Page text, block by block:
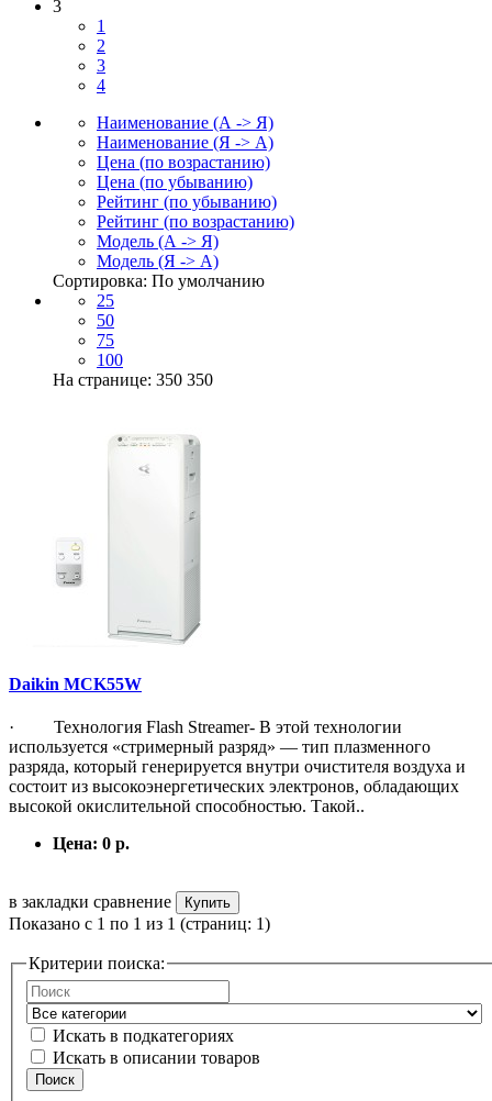
3
1
2
3
4
Наименование (А -> Я)
Наименование (Я -> А)
Цена (по возрастанию)
Цена (по убыванию)
Рейтинг (по убыванию)
Рейтинг (по возрастанию)
Модель (А -> Я)
Модель (Я -> А)
Сортировка: По умолчанию
25
50
75
100
На странице: 350 350
Daikin MCK55W
· Технология Flash Streamer- В этой технологии
используется «стримерный разряд» — тип плазменного
разряда, который генерируется внутри очистителя воздуха и
состоит из высокоэнергетических электронов, обладающих
высокой окислительной способностью. Такой..
Цена: 0 р.
в закладки сравнение Купить
Показано с 1 по 1 из 1 (страниц: 1)
Критерии поиска:
Искать в подкатегориях
Искать в описании товаров
Поиск